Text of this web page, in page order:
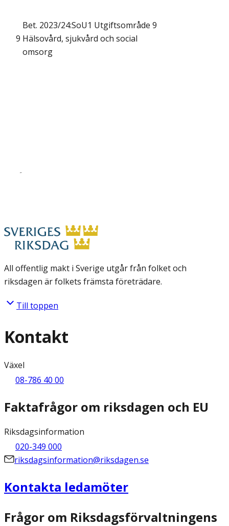
9
Bet. 2023/24:SoU1 Utgiftsområde 9
Hälsovård, sjukvård och social
omsorg
All offentlig makt i Sverige utgår från folket och
riksdagen är folkets främsta företrädare.
Till toppen
Kontakt
Växel
08-786 40 00
Faktafrågor om riksdagen och EU
Riksdagsinformation
020-349 000
riksdagsinformation@riksdagen.se
Kontakta ledamöter
Frågor om Riksdagsförvaltningens